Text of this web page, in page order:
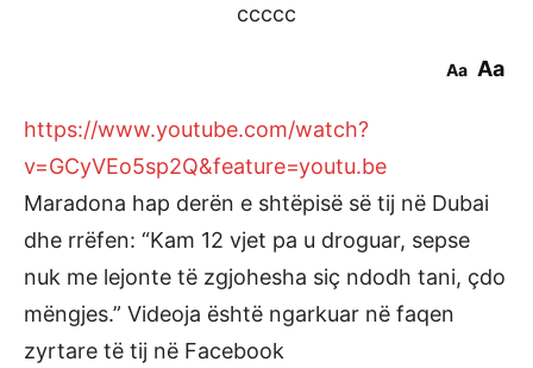
ccccc
Aa Aa
https://www.youtube.com/watch?
v=GCyVEo5sp2Q&feature=youtu.be
Maradona hap derën e shtëpisë së tij në Dubai
dhe rrëfen: “Kam 12 vjet pa u droguar, sepse
nuk me lejonte të zgjohesha siç ndodh tani, çdo
mëngjes.” Videoja është ngarkuar në faqen
zyrtare të tij në Facebook